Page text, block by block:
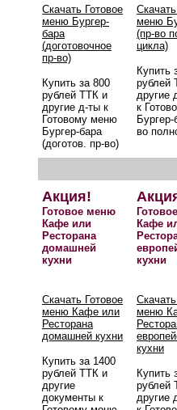
Скачать Готовое
меню Бургер-
бара
(доготовочное
пр-во)
Купить за 800
рублей ТТК и
другие д-ты к
Готовому меню
Бургер-бара
(доготов. пр-во)
меню
(пр-во
цикла)
Купить
рублей
другие
к
во
Акция!
Готовое меню
Кафе или
Ресторана
домашней
кухни
Кафе
кухни
Скачать Готовое
меню Кафе или
Ресторана
домашней кухни
Купить за 1400
рублей ТТК и
другие
документы к
меню
кухни
Купить
рублей
другие